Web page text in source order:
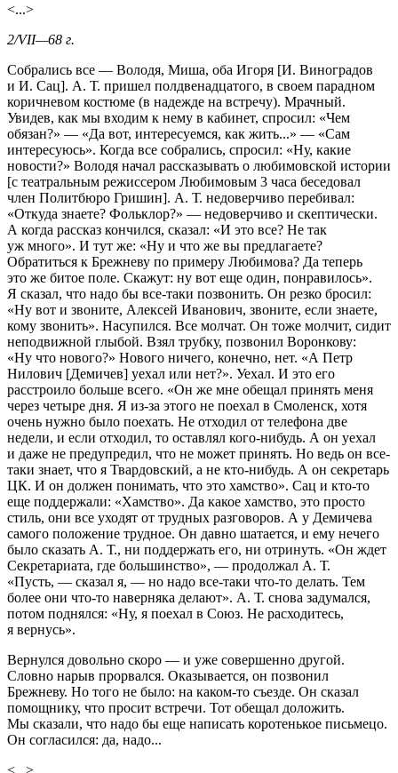
<...>
2/VII—68 г.
Собрались все — Володя, Миша, оба Игоря [И. Виноградов
и И. Сац]. А. Т. пришел полдвенадцатого, в своем парадном
коричневом костюме (в надежде на встречу). Мрачный.
Увидев, как мы входим к нему в кабинет, спросил: «Чем
обязан?» — «Да вот, интересуемся, как жить...» — «Сам
интересуюсь». Когда все собрались, спросил: «Ну, какие
новости?» Володя начал рассказывать о любимовской истории
[с театральным режиссером Любимовым 3 часа беседовал
член Политбюро Гришин]. А. Т. недоверчиво перебивал:
«Откуда знаете? Фольклор?» — недоверчиво и скептически.
А когда рассказ кончился, сказал: «И это все? Не так
уж много». И тут же: «Ну и что же вы предлагаете?
Обратиться к Брежневу по примеру Любимова? Да теперь
это же битое поле. Скажут: ну вот еще один, понравилось».
Я сказал, что надо бы все-таки позвонить. Он резко бросил:
«Ну вот и звоните, Алексей Иванович, звоните, если знаете,
кому звонить». Насупился. Все молчат. Он тоже молчит, сидит
неподвижной глыбой. Взял трубку, позвонил Воронкову:
«Ну что нового?» Нового ничего, конечно, нет. «А Петр
Нилович [Демичев] уехал или нет?». Уехал. И это его
расстроило больше всего. «Он же мне обещал принять меня
через четыре дня. Я из-за этого не поехал в Смоленск, хотя
очень нужно было поехать. Не отходил от телефона две
недели, и если отходил, то оставлял кого-нибудь. А он уехал
и даже не предупредил, что не может принять. Но ведь он все-
таки знает, что я Твардовский, а не кто-нибудь. А он секретарь
ЦК. И он должен понимать, что это хамство». Сац и кто-то
еще поддержали: «Хамство». Да какое хамство, это просто
стиль, они все уходят от трудных разговоров. А у Демичева
самого положение трудное. Он давно шатается, и ему нечего
было сказать А. Т., ни поддержать его, ни отринуть. «Он ждет
Секретариата, где большинство», — продолжал А. Т.
«Пусть, — сказал я, — но надо все-таки что-то делать. Тем
более они что-то наверняка делают». А. Т. снова задумался,
потом поднялся: «Ну, я поехал в Союз. Не расходитесь,
я вернусь».
Вернулся довольно скоро — и уже совершенно другой.
Словно нарыв прорвался. Оказывается, он позвонил
Брежневу. Но того не было: на каком-то съезде. Он сказал
помощнику, что просит встречи. Тот обещал доложить.
Мы сказали, что надо бы еще написать коротенькое письмецо.
Он согласился: да, надо...
<...>